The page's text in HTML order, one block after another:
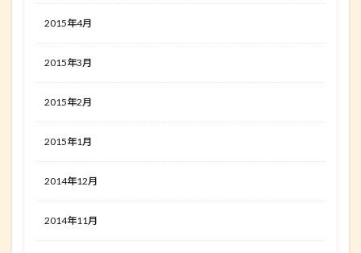
2015年4月
2015年3月
2015年2月
2015年1月
2014年12月
2014年11月